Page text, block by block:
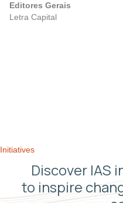
Editores Gerais
Letra Capital
Initiatives
Discover IAS
to inspire